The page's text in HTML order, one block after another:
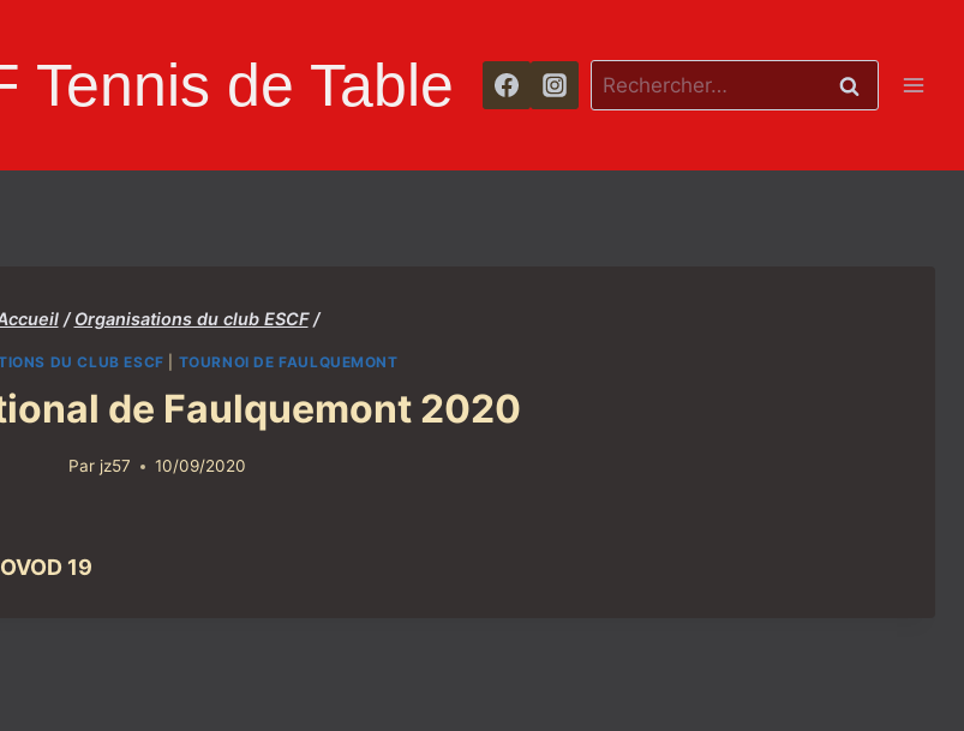
Tennis de Table Rechercher :
/ Organisations du club ESCF /
DU CLUB ESCF TOURNOI DE FAULQUEMONT
de Faulquemont 2020
Par jz57 10/09/2020
19